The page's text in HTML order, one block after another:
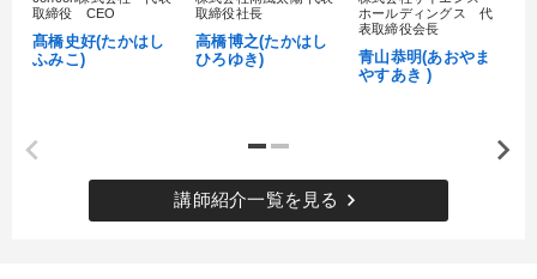
取締役 CEO
髙橋史好(たかはし
ふみこ)
取締役社長
高橋博之(たかはし
ひろゆき)
ホールディングス 代
表取締役会長
青山恭明(あおやま
やすあき )
講師紹介一覧を見る keyboard_arrow_right